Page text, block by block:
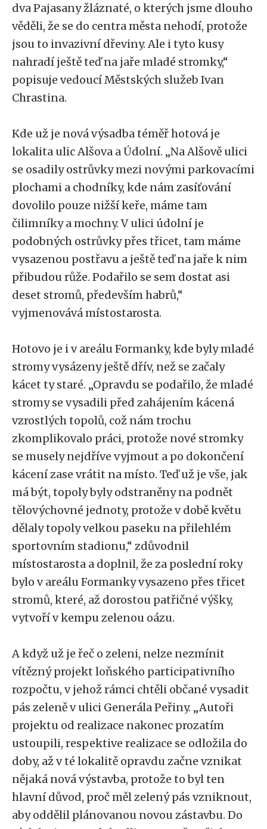
dva Pajasany žláznaté, o kterých jsme dlouho
věděli, že se do centra města nehodí, protože
jsou to invazivní dřeviny. Ale i tyto kusy
nahradí ještě teď na jaře mladé stromky,“
popisuje vedoucí Městských služeb Ivan
Chrastina.
Kde už je nová výsadba téměř hotová je
lokalita ulic Alšova a Údolní. „Na Alšově ulici
se osadily ostrůvky mezi novými parkovacími
plochami a chodníky, kde nám zasíťování
dovolilo pouze nižší keře, máme tam
čilimníky a mochny. V ulici údolní je
podobných ostrůvky přes třicet, tam máme
vysazenou postřavu a ještě teď na jaře k nim
přibudou růže. Podařilo se sem dostat asi
deset stromů, především habrů,“
vyjmenovává místostarosta.
Hotovo je i v areálu Formanky, kde byly mladé
stromy vysázeny ještě dřív, než se začaly
kácet ty staré. „Opravdu se podařilo, že mladé
stromy se vysadili před zahájením kácená
vzrostlých topolů, což nám trochu
zkomplikovalo práci, protože nové stromky
se musely nejdříve vyjmout a po dokončení
kácení zase vrátit na místo. Teď už je vše, jak
má být, topoly byly odstraněny na podnět
tělovýchovné jednoty, protože v době květu
dělaly topoly velkou paseku na přilehlém
sportovním stadionu,“ zdůvodnil
místostarosta a doplnil, že za poslední roky
bylo v areálu Formanky vysazeno přes třicet
stromů, které, až dorostou patřičné výšky,
vytvoří v kempu zelenou oázu.
A když už je řeč o zeleni, nelze nezmínit
vítězný projekt loňského participativního
rozpočtu, v jehož rámci chtěli občané vysadit
pás zeleně v ulici Generála Peřiny. „Autoři
projektu od realizace nakonec prozatím
ustoupili, respektive realizace se odložila do
doby, až v té lokalitě opravdu začne vznikat
nějaká nová výstavba, protože to byl ten
hlavní důvod, proč měl zelený pás vzniknout,
aby oddělil plánovanou novou zástavbu. Do